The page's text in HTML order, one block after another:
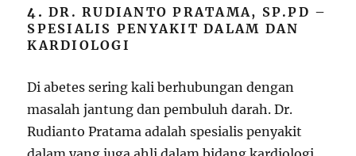
4.DR. RUDIANTO PRATAMA, SP.PD –
SPESIALIS PENYAKIT DALAM DAN
KARDIOLOGI
Di abetes sering kali berhubungan dengan
masalah jantung dan pembuluh darah. Dr.
Rudianto Pratama adalah spesialis penyakit